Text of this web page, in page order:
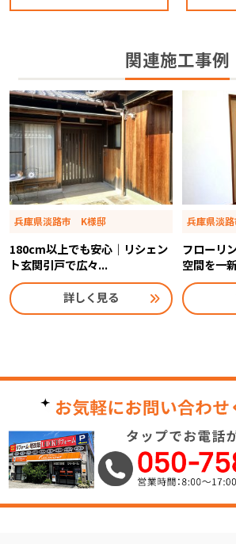
関連施工事例
兵庫県淡路市 K様邸
180cm以上でも安心｜リシェン
ト玄関引戸で広々...
詳しく見る
兵庫県淡
フローリ
空間を一